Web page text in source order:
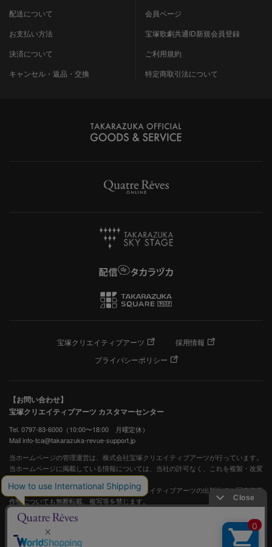
配送について
お支払い方法
決済について
キャンセル・返品・交換
会員ページ
宝塚歌劇共通ID新規会員登録
ご利用規約
特定商取引法について
宝塚クリエイティブアーツ
採用情報
プライバシーポリシー
【お問い合わせ】
宝塚クリエイティブアーツ カスタマーセンター
Tel. 0797-83-6000（10:00〜18:00 月曜定休）
Mail info-tca@takarazuka-revue-support.jp
当ホームページの管理運営は、株式会社宝塚クリエイティブアーツが行っています。
当ホームページに掲載している情報については、当社の許可なく、これを複製・改変
することを固く禁止します。
また、阪急電鉄並びに宝塚歌劇団、宝塚クリエイティブアーツの出版物ほか写真等著
作物についても無断転載、複写等を禁じます。
宝塚歌劇公式ホームページ
JASRAC許諾番号：S0507081515